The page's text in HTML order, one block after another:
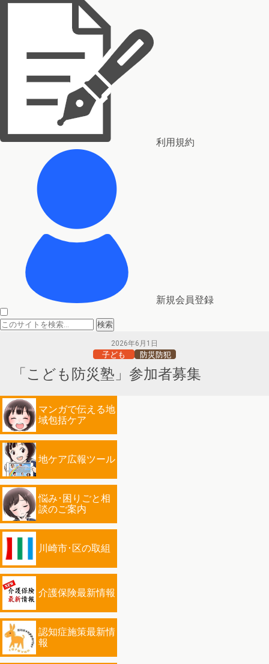
利用規約
新規会員登録
2026年6月1日
子ども 防災防犯
「こども防災塾」参加者募集
マンガで伝える地
域包括ケア
地ケア広報ツール
悩み･困りごと相
談のご案内
川崎市･区の取組
介護保険最新情報
認知症施策最新情
報